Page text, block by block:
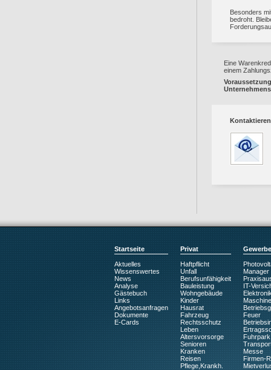
Besonders
bedroht.
Eine
einem
Startseite
Aktuelles
Wissenswertes
News
Analyse
Gästebuch
Links
Angebotsanfragen
Dokumente
E-Cards
Privat
Haftpflicht
Unfall
Berufsunfähigkeit
Bauleistung
Wohngebäude
Kinder
Hausrat
Fahrzeug
Rechtsschutz
Leben
Altersvorsorge
Senioren
Kranken
Reisen
Pflege,Krankh.
Gewerbe
Manager
IT-
Feuer
Fuhrpark
Messe
Firmen-